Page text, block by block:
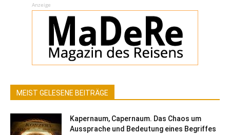
Anzeige
MEIST GELESENE BEITRÄGE
Kapernaum, Capernaum. Das Chaos um
Aussprache und Bedeutung eines Begriffes